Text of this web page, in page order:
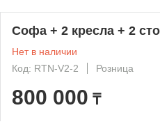
Софа + 2 кресла + 2
Нет в наличии
Код: RTN-V2-2
Розница
800 000 ₸